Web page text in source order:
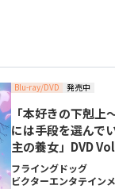
Blu-ray/DVD 発売中
「本好きの下剋上
には手段を選んで
主の養女」DVD
フライングドッグ
ビクターエンタテイン